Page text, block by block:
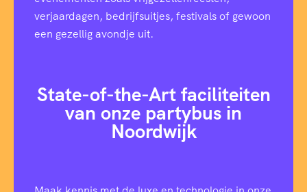
verjaardagen, bedrijfsuitjes, festivals of gewoon
een gezellig avondje uit.
State-of-the-Art faciliteiten
van onze partybus in
Noordwijk